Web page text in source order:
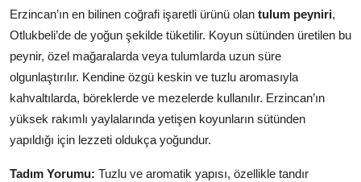
Anne & Bebek Beslenmesi
Mutfak Sırları & Teknikler
Gıda Sözlüğü & Nedir?
Yemek Tarifleri & Menüler
Erzincan’ın en bilinen coğrafi işaretli ürünü olan tulum peyniri,
Otlukbeli’de de yoğun şekilde tüketilir. Koyun sütünden üretilen bu
peynir, özel mağaralarda veya tulumlarda uzun süre
olgunlaştırılır. Kendine özgü keskin ve tuzlu aromasıyla
kahvaltılarda, böreklerde ve mezelerde kullanılır. Erzincan’ın
yüksek rakımlı yaylalarında yetişen koyunların sütünden
yapıldığı için lezzeti oldukça yoğundur.
Tadım Yorumu: Tuzlu ve aromatik yapısı, özellikle tandır